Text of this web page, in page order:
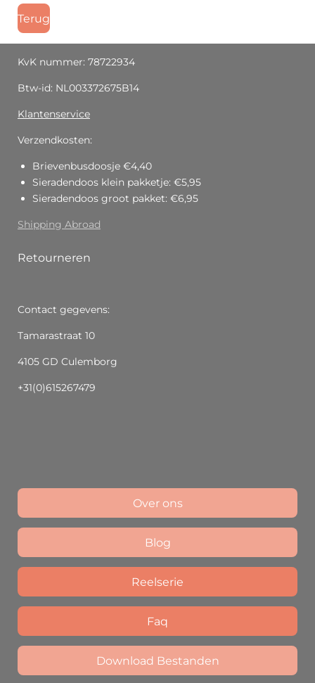
Terug
KvK nummer: 78722934
Btw-id: NL003372675B14
Klantenservice
Verzendkosten:
Brievenbusdoosje €4,40
Sieradendoos klein pakketje: €5,95
Sieradendoos groot pakket: €6,95
Shipping Abroad
Retourneren
Contact gegevens:
Tamarastraat 10
4105 GD Culemborg
+31(0)615267479
Over ons
Blog
Reelserie
Faq
Download Bestanden